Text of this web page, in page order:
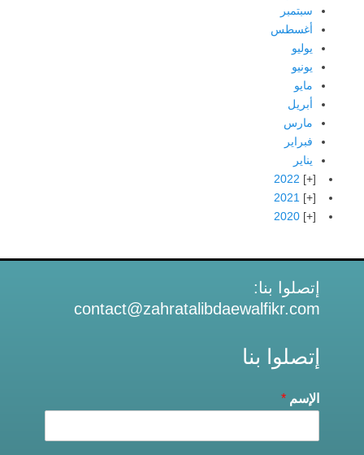
سبتمبر
أغسطس
يوليو
يونيو
مايو
أبريل
مارس
فبراير
يناير
2022
2021
2020
إتصلوا بنا:
contact@zahratalibdaewalfikr.com
إتصلوا بنا
الإسم *